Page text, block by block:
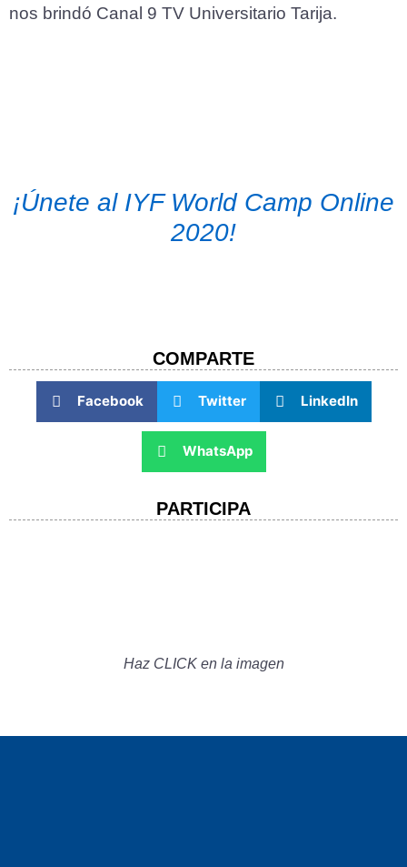
nos brindó Canal 9 TV Universitario Tarija.
¡Únete al IYF World Camp Online
2020!
COMPARTE​
Facebook Twitter LinkedIn
WhatsApp
PARTICIPA
Haz CLICK en la imagen